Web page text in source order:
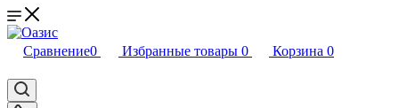
Сравнение0 Избранные товары 0 Корзина 0